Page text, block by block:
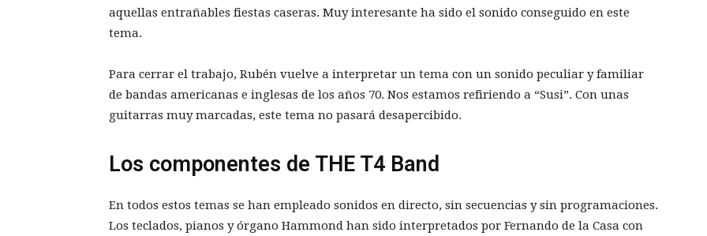
aquellas entrañables fiestas caseras. Muy interesante ha sido el sonido conseguido en este
tema.
Para cerrar el trabajo, Rubén vuelve a interpretar un tema con un sonido peculiar y familiar
de bandas americanas e inglesas de los años 70. Nos estamos refiriendo a “Susi”. Con unas
guitarras muy marcadas, este tema no pasará desapercibido.
Los componentes de THE T4 Band
En todos estos temas se han empleado sonidos en directo, sin secuencias y sin programaciones.
Los teclados, pianos y órgano Hammond han sido interpretados por Fernando de la Casa con